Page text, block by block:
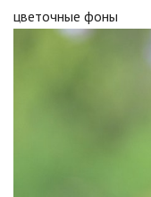
цветочные фоны